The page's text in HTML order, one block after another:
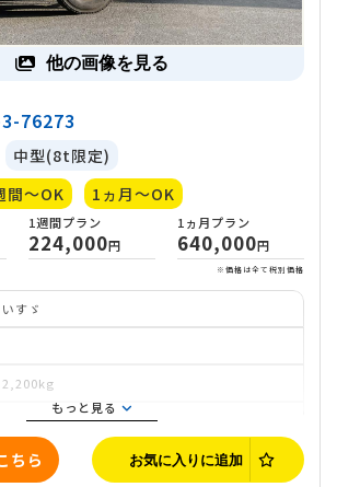
他の画像を見る
ちら お気に入りに追加
76273
中型(8t限定)
間～OK 1ヵ月～OK
いすゞ
2,200kg
もっと見る